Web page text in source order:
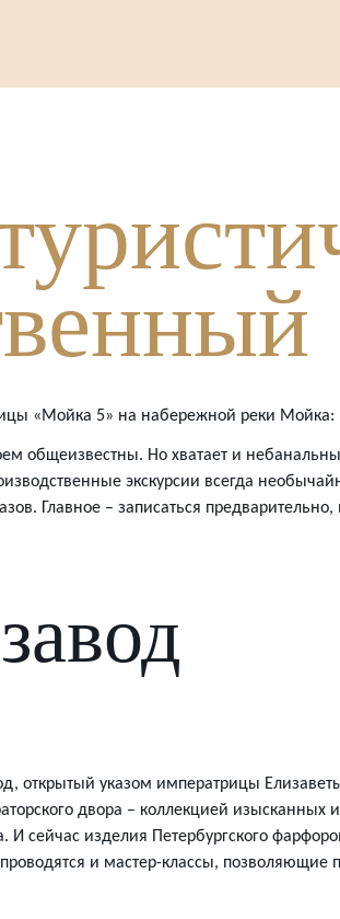
«Мойка 5» на набережной реки
общеизвестны. Но хватает и
экскурсии всегда
Главное – записаться
указом императрицы
двора – коллекцией
сейчас изделия Петербургского
и мастер-классы,